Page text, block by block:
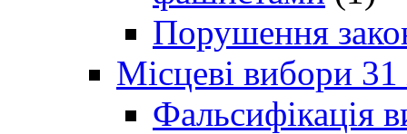
Порушення
Місцеві вибори
Фальсифікація